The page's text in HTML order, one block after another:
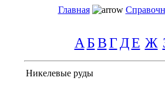
Главная
А БВГ ДЕ Ж
Никелевые руды